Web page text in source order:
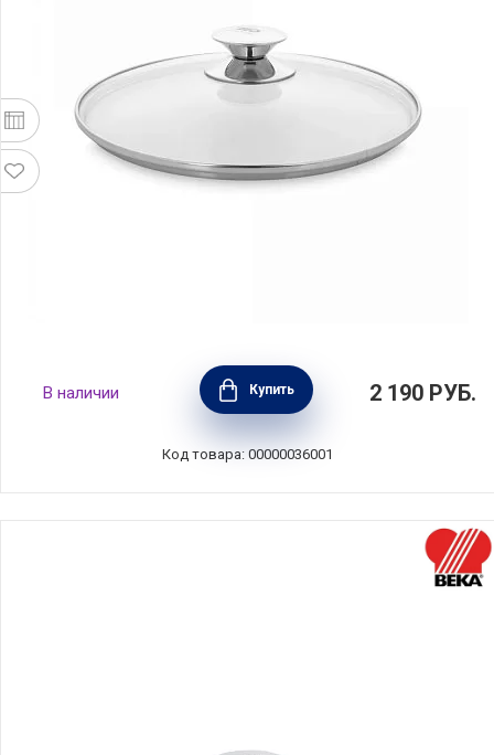
Крышка стеклянная Galant 24 см, ELO,
Германия, 73024
В наличии Купить 2 190 РУБ.
Код товара: 00000036001